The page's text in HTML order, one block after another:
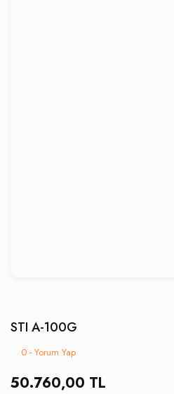
STI A-100G
0 - Yorum Yap
50.760,00 TL